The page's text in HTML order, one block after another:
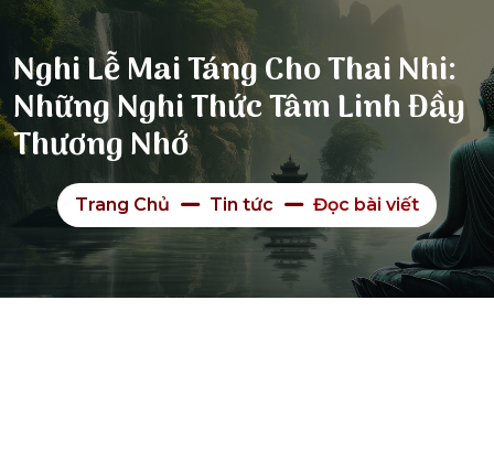
Nghi Lễ Mai Táng Cho Thai Nhi:
Những Nghi Thức Tâm Linh Đầy
Thương Nhớ
Trang Chủ Tin tức Đọc bài viết